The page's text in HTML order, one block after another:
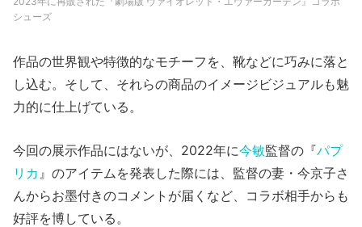
シューズ
作品の世界観や特徴的なモチーフを、靴などに巧みに落と
し込む。そして、それらの商品のイメージビジュアルも魅
力的に仕上げている。
今回の展示作品にはないが、2022年に今敏監督の『パプ
リカ 』のアイテムを発表した際には、監督の妻・今京子さ
んからお墨付きのコメントが届くなど、コラボ相手からも
好評を博している。